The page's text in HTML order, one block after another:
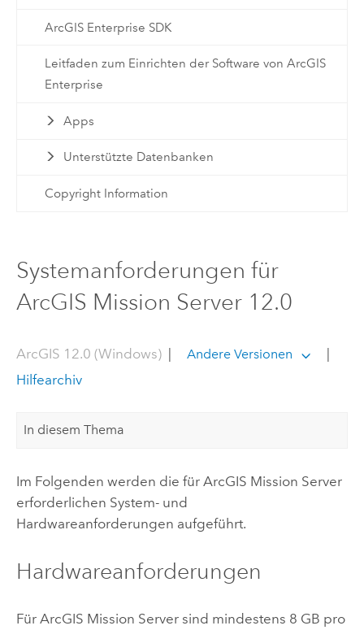
ArcGIS Enterprise SDK
Leitfaden zum Einrichten der Software von ArcGIS
Enterprise
Apps
Unterstützte Datenbanken
Copyright Information
Systemanforderungen für
ArcGIS Mission Server 12.0
ArcGIS 12.0 (Windows)| Andere Versionen
Hilfearchiv
In diesem Thema
Im Folgenden werden die für ArcGIS Mission Server
erforderlichen System- und
Hardwareanforderungen aufgeführt.
Hardwareanforderungen
Für ArcGIS Mission Serversind mindestens 8 GB pro